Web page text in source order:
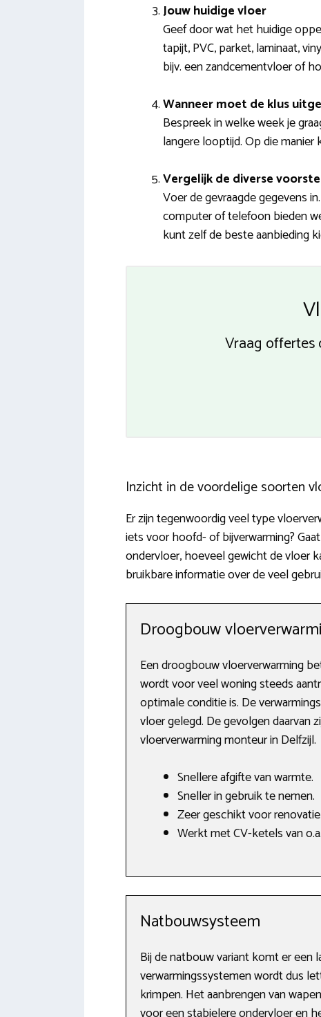
Jouw huidige vloer
Geef door wat het huidige
tapijt, PVC, parket, laminaat,
bijv. een zandcementvloer of
Wanneer moet de klus
Bespreek in welke week je
langere looptijd. Op die
Vergelijk de diverse
Voer de gevraagde gegevens
computer of telefoon bieden
kunt zelf de beste aanbieding
Vraag offertes
Inzicht in de voordelige soorten
Er zijn tegenwoordig veel type
iets voor hoofd- of bijverwarming?
ondervloer, hoeveel gewicht de vloer
bruikbare informatie over de veel
Droogbouw
Een droogbouw vloerverwarming
wordt voor veel woning steeds
optimale conditie is. De
vloer gelegd. De gevolgen daarvan
vloerverwarming monteur in Delfzijl.
Snellere afgifte van warmte.
Sneller in gebruik te nemen.
Zeer geschikt voor
Werkt met CV-ketels van
Natbouwsysteem
Bij de natbouw variant komt er een
verwarmingssystemen wordt dus
krimpen. Het aanbrengen van